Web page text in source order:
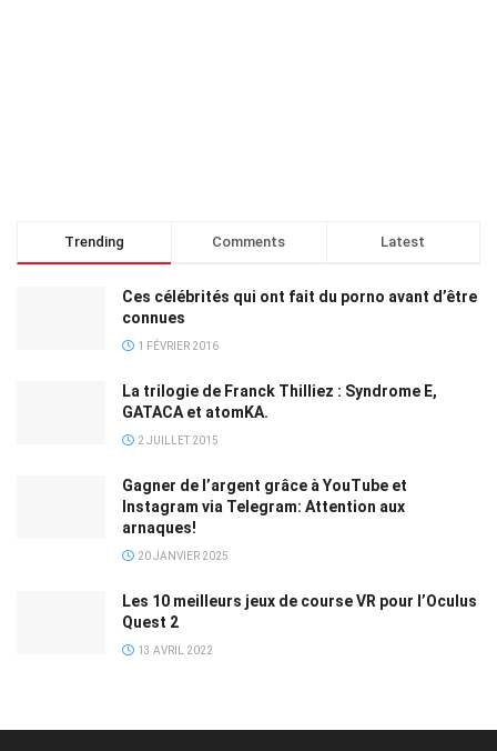
Trending Comments Latest
Ces célébrités qui ont fait du porno avant d’être
connues
1 FÉVRIER 2016
La trilogie de Franck Thilliez : Syndrome E,
GATACA et atomKA.
2 JUILLET 2015
Gagner de l’argent grâce à YouTube et
Instagram via Telegram: Attention aux
arnaques!
20 JANVIER 2025
Les 10 meilleurs jeux de course VR pour l’Oculus
Quest 2
13 AVRIL 2022